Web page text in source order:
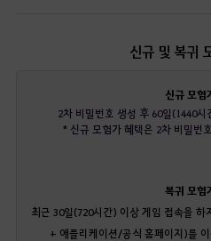
신규 및 복귀
신규 모험
2차 비밀번호 생성 후 60일(1440
* 신규 모험가 혜택은 2차 비밀번
복귀 모험
최근 30일(720시간) 이상 게임 접속을
+ 애플리케이션/공식 홈페이지)를